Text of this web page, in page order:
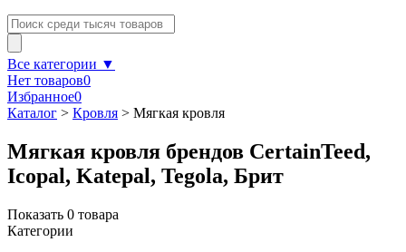
Все категории ▼
Нет товаров0
Избранное0
Каталог > Кровля > Мягкая кровля
Мягкая кровля брендов CertainTeed,
Icopal, Katepal, Tegola, Брит
Показать 0 товара
Категории